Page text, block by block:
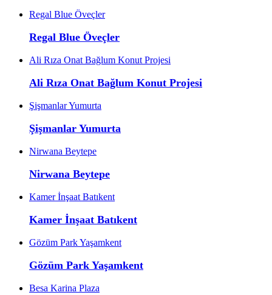
Regal Blue Öveçler
Regal Blue Öveçler
Ali Rıza Onat Bağlum Konut Projesi
Ali Rıza Onat Bağlum Konut Projesi
Şişmanlar Yumurta
Şişmanlar Yumurta
Nirwana Beytepe
Nirwana Beytepe
Kamer İnşaat Batıkent
Kamer İnşaat Batıkent
Gözüm Park Yaşamkent
Gözüm Park Yaşamkent
Besa Karina Plaza